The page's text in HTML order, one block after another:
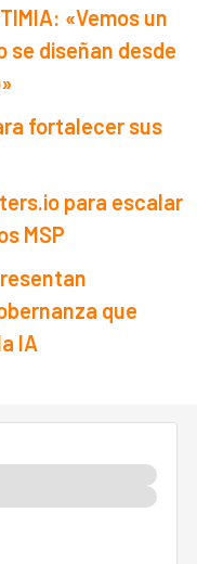
«Vemos un
se diseñan desde
fortalecer sus
para escalar
MSP
que
IA